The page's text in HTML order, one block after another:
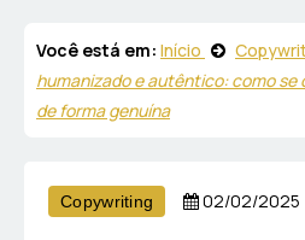
Você está em: Início
humanizado e autêntico: como
de forma genuína
Copywriting 02/02/2025